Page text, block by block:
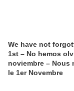
We have not
1st – No hemos
noviembre – Nous
le 1er Novembre